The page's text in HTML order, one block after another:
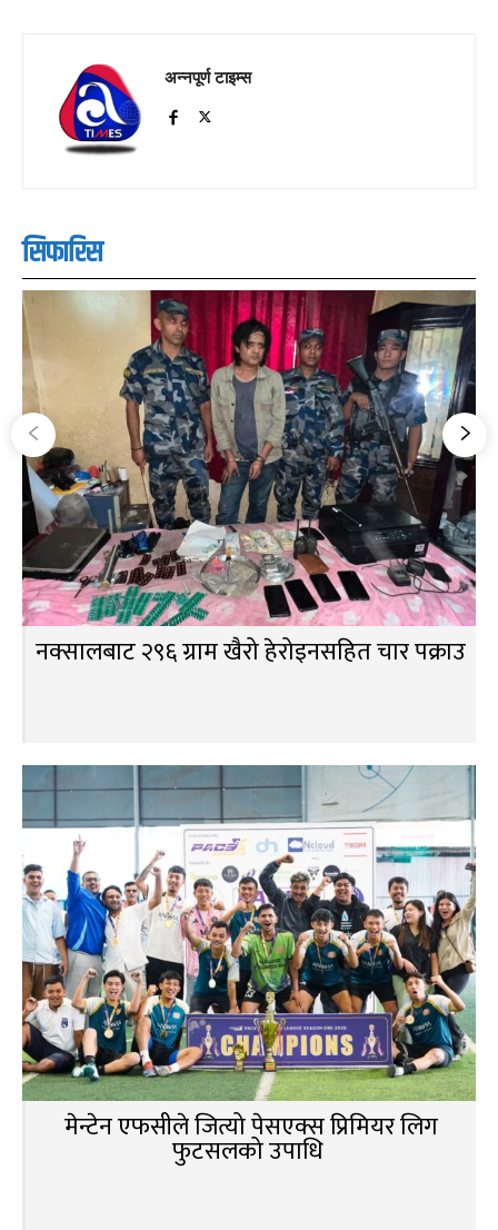
अन्नपूर्ण टाइम्स
सिफारिस
नक्सालबाट २९६ ग्राम खैरो हेरोइनसहित चार पक्राउ
मेन्टेन एफसीले जित्यो पेसएक्स प्रिमियर लिग
फुटसलको उपाधि